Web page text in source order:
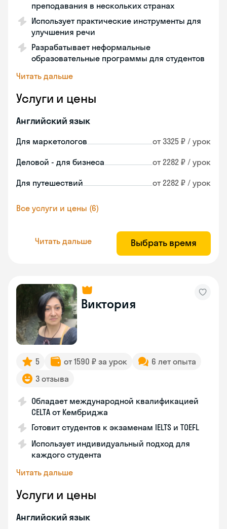
преподавания в нескольких странах
Использует практические инструменты для
улучшения речи
Разрабатывает неформальные
образовательные программы для студентов
Читать дальше
Услуги и цены
Английский язык
Для маркетологов от 3325 ₽ / урок
Деловой - для бизнеса от 2282 ₽ / урок
Для путешествий от 2282 ₽ / урок
Все услуги и цены (6)
Читать дальше Выбрать время
Виктория
5 от 1590 ₽ за урок
6 лет опыта
3 отзыва
Обладает международной квалификацией
CELTA от Кембриджа
Готовит студентов к экзаменам IELTS и TOEFL
Использует индивидуальный подход для
каждого студента
Читать дальше
Услуги и цены
Английский язык